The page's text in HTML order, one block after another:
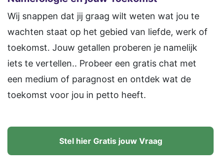
Wij snappen dat jij graag wilt weten wat jou te
wachten staat op het gebied van liefde, werk of
toekomst. Jouw getallen proberen je namelijk
iets te vertellen.. Probeer een gratis chat met
een medium of paragnost en ontdek wat de
toekomst voor jou in petto heeft.
Stel hier Gratis jouw Vraag